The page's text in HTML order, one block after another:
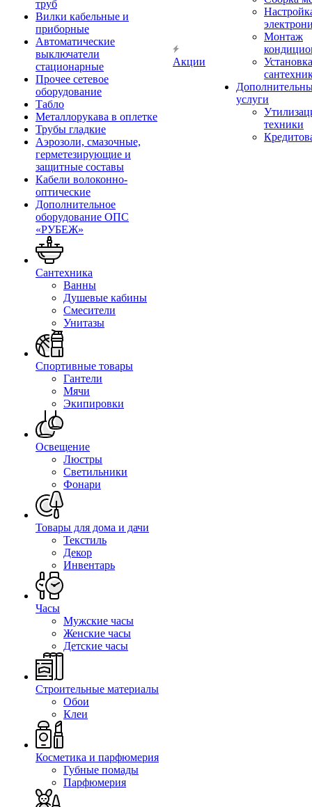
труб
Вилки кабельные и
приборные
Автоматические
выключатели
стационарные
Прочее сетевое
оборудование
Табло
Металлорукава в оплетке
Трубы гладкие
Аэрозоли, смазочные,
герметезирующие и
защитные составы
Кабели волоконно-
оптические
Дополнительное
оборудование ОПС
«РУБЕЖ»
Сантехника
Ванны
Душевые кабины
Смесители
Унитазы
Спортивные товары
Гантели
Мячи
Экипировки
Освещение
Люстры
Светильники
Фонари
Товары для дома и дачи
Текстиль
Декор
Инвентарь
Часы
Мужские часы
Женские часы
Детские часы
Строительные материалы
Обои
Клеи
Косметика и парфюмерия
Губные помады
Парфюмерия
Акции
Монтаж
Установка
услуги
техники